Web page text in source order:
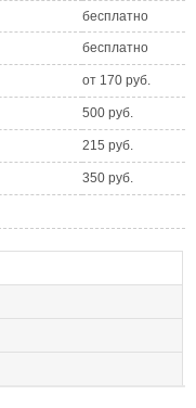
бесплатно
бесплатно
от 170 руб.
500 руб.
215 руб.
350 руб.